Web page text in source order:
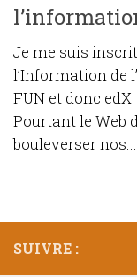
Je me suis
l’Information de
FUN et donc
Pourtant le Web
bouleverser nos...
SUIVRE :